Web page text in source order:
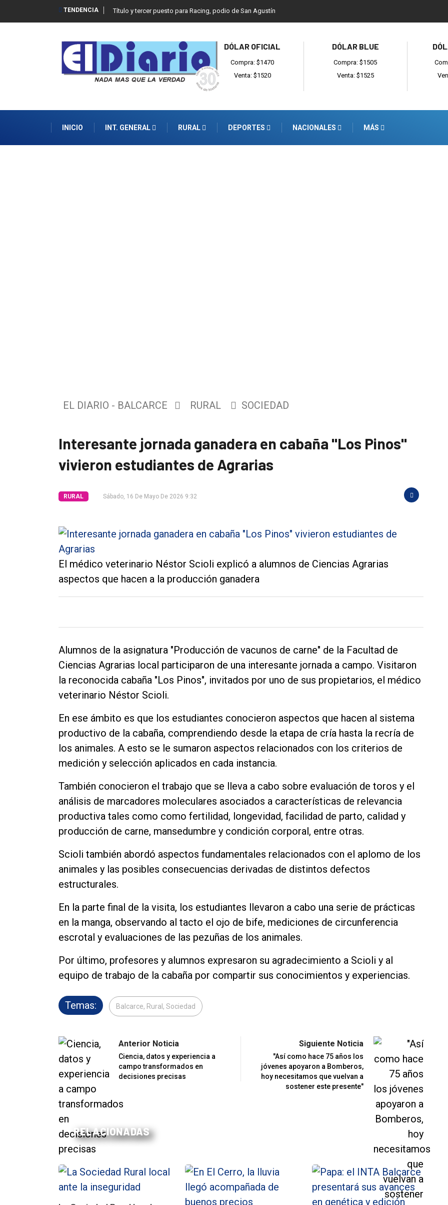
TENDENCIA Título y tercer puesto para Racing, podio de San Agustín
DÓLAR OFICIAL
Compra: $1470
Venta: $1520
DÓLAR BLUE
Compra: $1505
Venta: $1525
INICIO INT. GENERAL RURAL DEPORTES NACIONALES MÁS
Tendencia
Entrevistas
Deportes
Nosotros
Contacto
EL DIARIO - BALCARCE RURAL SOCIEDAD
Interesante jornada ganadera en cabaña "Los Pinos"
vivieron estudiantes de Agrarias
RURAL Sábado, 16 De Mayo De 2026 9:32
El médico veterinario Néstor Scioli explicó a alumnos de Ciencias Agrarias
aspectos que hacen a la producción ganadera
Alumnos de la asignatura "Producción de vacunos de carne" de la Facultad de
Ciencias Agrarias local participaron de una interesante jornada a campo. Visitaron
la reconocida cabaña "Los Pinos", invitados por uno de sus propietarios, el médico
veterinario Néstor Scioli.
En ese ámbito es que los estudiantes conocieron aspectos que hacen al sistema
productivo de la cabaña, comprendiendo desde la etapa de cría hasta la recría de
los animales. A esto se le sumaron aspectos relacionados con los criterios de
medición y selección aplicados en cada instancia.
También conocieron el trabajo que se lleva a cabo sobre evaluación de toros y el
análisis de marcadores moleculares asociados a características de relevancia
productiva tales como como fertilidad, longevidad, facilidad de parto, calidad y
producción de carne, mansedumbre y condición corporal, entre otras.
Scioli también abordó aspectos fundamentales relacionados con el aplomo de los
animales y las posibles consecuencias derivadas de distintos defectos
estructurales.
En la parte final de la visita, los estudiantes llevaron a cabo una serie de prácticas
en la manga, observando al tacto el ojo de bife, mediciones de circunferencia
escrotal y evaluaciones de las pezuñas de los animales.
Por último, profesores y alumnos expresaron su agradecimiento a Scioli y al
equipo de trabajo de la cabaña por compartir sus conocimientos y experiencias.
Temas: Balcarce, Rural, Sociedad
Anterior Noticia
Ciencia, datos y experiencia a
campo transformados en
decisiones precisas
Siguiente Noticia
"Así como hace 75 años los
jóvenes apoyaron a Bomberos,
hoy necesitamos que vuelvan a
sostener este presente"
RELACIONADAS